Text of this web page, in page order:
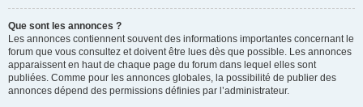
Que sont les annonces ?
Les annonces contiennent souvent des informations importantes concernant le
forum que vous consultez et doivent être lues dès que possible. Les annonces
apparaissent en haut de chaque page du forum dans lequel elles sont
publiées. Comme pour les annonces globales, la possibilité de publier des
annonces dépend des permissions définies par l’administrateur.